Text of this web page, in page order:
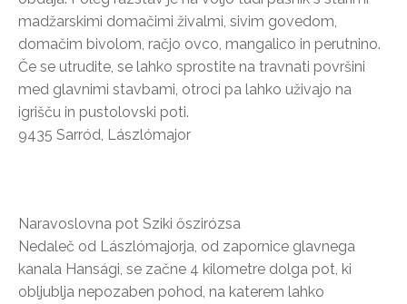
madžarskimi domačimi živalmi, sivim govedom,
domačim bivolom, račjo ovco, mangalico in perutnino.
Če se utrudite, se lahko sprostite na travnati površini
med glavnimi stavbami, otroci pa lahko uživajo na
igrišču in pustolovski poti.
9435 Sarród, Lászlómajor
Naravoslovna pot Sziki őszirózsa
Nedaleč od Lászlómajorja, od zapornice glavnega
kanala Hansági, se začne 4 kilometre dolga pot, ki
obljublja nepozaben pohod, na katerem lahko